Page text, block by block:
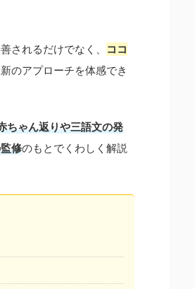
されるだけでなく、
ココ
のアプローチを体感でき
ちゃん返りや三語文の発
修のもとでくわしく解説